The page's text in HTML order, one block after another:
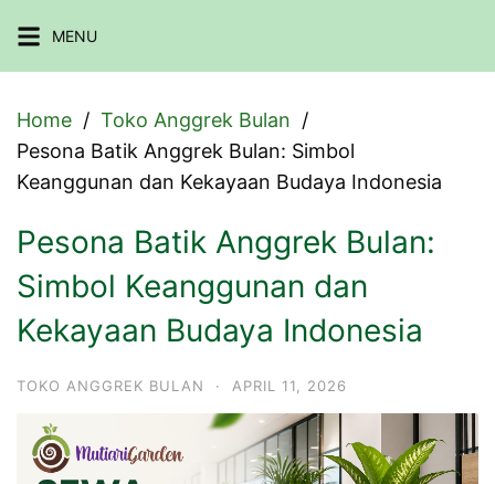
to
MENU
Home
Toko Anggrek Bulan
Pesona Batik Anggrek Bulan: Simbol
Keanggunan dan Kekayaan Budaya Indonesia
Pesona Batik Anggrek Bulan:
Simbol Keanggunan dan
Kekayaan Budaya Indonesia
TOKO ANGGREK BULAN · APRIL 11, 2026